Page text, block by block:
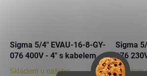
Sigma 5/4" EVAU-16-8-GY-
076 400V - 4" s kabelem
25m - NEREZ
Skladem u našeho
Sigma
176
25m -
Skladem